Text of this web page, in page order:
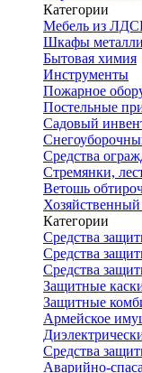
Категории
Мебель из
Шкафы
Бытовая химия
Инструменты
Пожарное
Постельные
Садовый
Средства
Стремянки,
Ветошь
Категории
Средства
Средства
Средства
Защитные
Защитные
Армейское
Средства
Аварийно-